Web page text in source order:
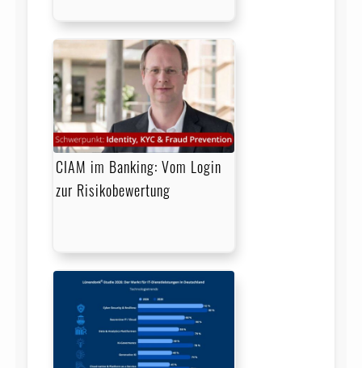
CIAM im Banking: Vom Login
zur Risikobewertung